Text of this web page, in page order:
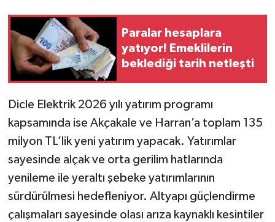
Paralar hesaplara
yatıyor! Emeklilerin
beklediği tarih netleşti
Dicle Elektrik 2026 yılı yatırım programı
kapsamında ise Akçakale ve Harran’a toplam 135
milyon TL’lik yeni yatırım yapacak. Yatırımlar
sayesinde alçak ve orta gerilim hatlarında
yenileme ile yeraltı şebeke yatırımlarının
sürdürülmesi hedefleniyor. Altyapı güçlendirme
çalışmaları sayesinde olası arıza kaynaklı kesintiler